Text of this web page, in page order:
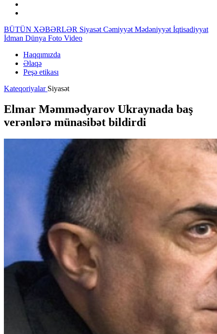
BÜTÜN XƏBƏRLƏR Siyasət Cəmiyyət Mədəniyyət İqtisadiyyat
İdman Dünya Foto Video
Haqqımızda
Əlaqə
Peşə etikası
Kateqoriyalar Siyasət
Elmar Məmmədyarov Ukraynada baş
verənlərə münasibət bildirdi